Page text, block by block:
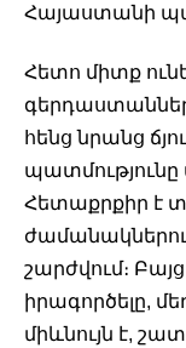
Հայաստանի
Հետո միտք
հենց նրանց
Հետաքրքիր է
շարժվում։
իրագործելը,
միևնույն է,